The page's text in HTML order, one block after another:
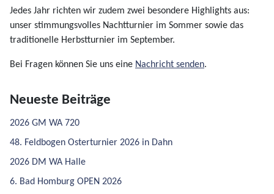
Jedes Jahr richten wir zudem zwei besondere Highlights aus:
unser stimmungsvolles Nachtturnier im Sommer sowie das
traditionelle Herbstturnier im September.
Bei Fragen können Sie uns eine Nachricht senden.
Neueste Beiträge
2026 GM WA 720
48. Feldbogen Osterturnier 2026 in Dahn
2026 DM WA Halle
6. Bad Homburg OPEN 2026